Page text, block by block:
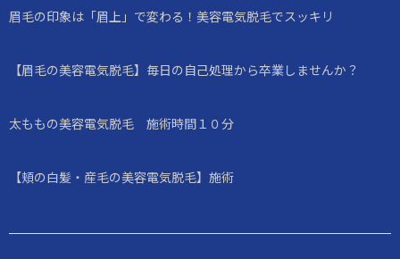
眉毛の印象は「眉上」で変わる！美容電気脱毛でスッキリ
【眉毛の美容電気脱毛】毎日の自己処理から卒業しませんか？
太ももの美容電気脱毛 施術時間１０分
【頬の白髪・産毛の美容電気脱毛】施術